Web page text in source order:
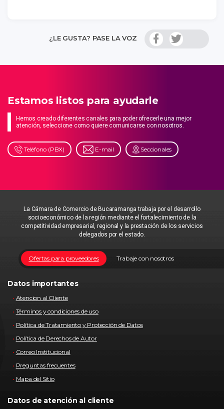
¿LE GUSTA? PASE LA VOZ
Estamos listos para ayudarle
Hemos creado diferentes canales para poder ofrecerle una mejor
atención, seleccione como quiere comunicarse con nosotros.
Teléfono (PBX) E-mail Seccionales
La Cámara de Comercio de Bucaramanga trabaja por el desarrollo
socioeconómico de la región mediante el fortalecimiento de la
competitividad empresarial, regional y la prestación de los servicios
delegados por el estado.
Trabaje con nosotros
Ofertas para proveedores
Datos importantes
Atencion al Cliente
Términos y condiciones de uso
Política de Tratamiento y Protección de Datos
Política de Derechos de Autor
Correo Institucional
Preguntas frecuentes
Mapa del Sitio
Datos de atención al cliente